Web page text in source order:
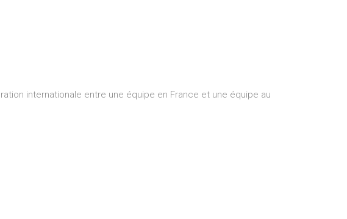
internationale entre une équipe en France et une équipe au